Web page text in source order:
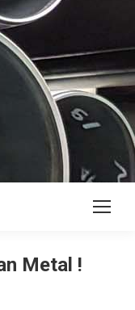
Metal !